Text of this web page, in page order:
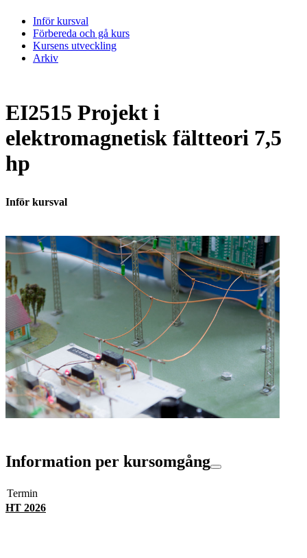
Inför kursval
Förbereda och gå kurs
Kursens utveckling
Arkiv
EI2515 Projekt i
elektromagnetisk fältteori 7,5
hp
Inför kursval
Information per kursomgång
Termin
HT 2026